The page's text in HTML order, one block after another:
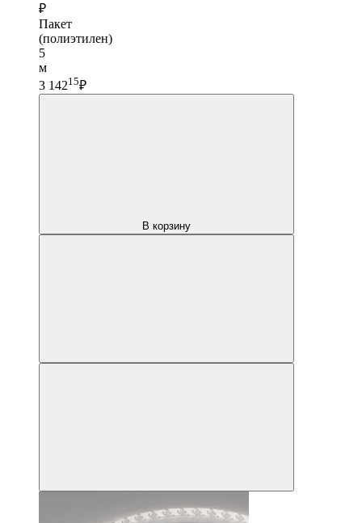
₽
Пакет
(полиэтилен)
5
м
3 14215₽
В корзину